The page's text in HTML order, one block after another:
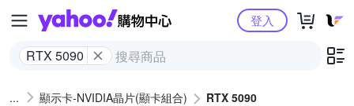
Yahoo購物中心
RTX 5090
登入
顯示卡-NVIDIA晶片(顯卡組合) RTX 5090